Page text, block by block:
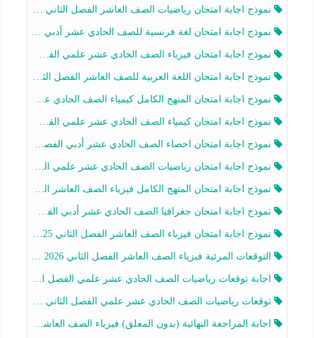
نموذج اجابة امتحان رياضيات الصف العاشر الفصل الثاني 2025-2026
نموذج اجابة امتحان لغة فرنسية للصف الحادي عشر أدبي الفصل الثاني 2025-2026
نموذج اجابة امتحان فيزياء الصف الحادي عشر علمي الفصل الثاني 2025-2026
نموذج اجابة امتحان اللغة العربية للصف العاشر الفصل الثاني 2025-2026
نموذج اجابة امتحان المنهج الكامل كيمياء الصف الحادي عشر علمي الفصل الثاني 2025-2026
نموذج اجابة امتحان كيمياء الصف الحادي عشر علمي الفصل الثاني 2025-2026
نموذج اجابة امتحان احصاء الصف الحادي عشر أدبي الفصل الثاني 2025-2026
نموذج اجابة امتحان رياضيات الصف الحادي عشر علمي الفصل الثاني 2025-2026
نموذج اجابة امتحان المنهج الكامل فيزياء الصف العاشر الفصل الثاني 2025-2026
نموذج اجابة امتحان جغرافيا الصف الحادي عشر أدبي الفصل الثاني 2025-2026
نموذج اجابة امتحان فيزياء الصف العاشر الفصل الثاني 2025-2026
التوقعات المرئية فيزياء الصف العاشر الفصل الثاني 2026 أ هيثم الليثي
اجابة توقعات رياضيات الصف الحادي عشر علمي الفصل الثاني 2025-2026 أ عمرو فايز
توقعات رياضيات الصف الحادي عشر علمي الفصل الثاني 2025-2026 أ عمرو فايز
اجابة المراجعة النهائية (بدون المعلق) فيزياء الصف العاشر الفصل الثاني أ أحمد نبيه